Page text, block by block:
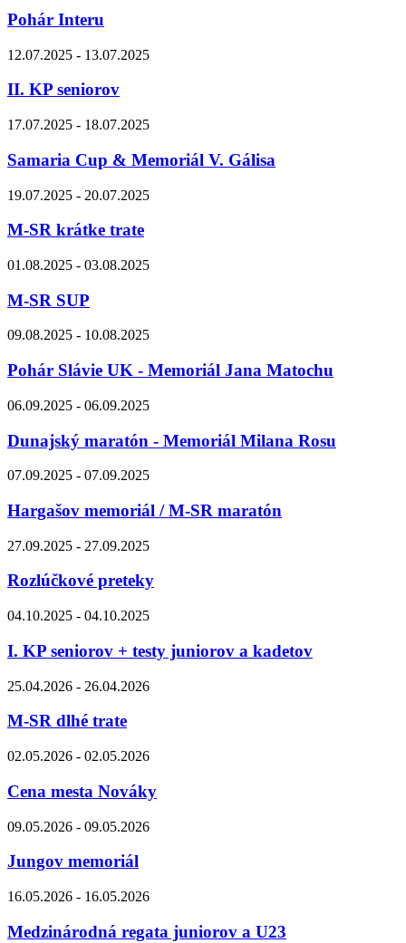
Pohár Interu
12.07.2025 - 13.07.2025
II. KP seniorov
17.07.2025 - 18.07.2025
Samaria Cup & Memoriál V. Gálisa
19.07.2025 - 20.07.2025
M-SR krátke trate
01.08.2025 - 03.08.2025
M-SR SUP
09.08.2025 - 10.08.2025
Pohár Slávie UK - Memoriál Jana Matochu
06.09.2025 - 06.09.2025
Dunajský maratón - Memoriál Milana Rosu
07.09.2025 - 07.09.2025
Hargašov memoriál / M-SR maratón
27.09.2025 - 27.09.2025
Rozlúčkové preteky
04.10.2025 - 04.10.2025
I. KP seniorov + testy juniorov a kadetov
25.04.2026 - 26.04.2026
M-SR dlhé trate
02.05.2026 - 02.05.2026
Cena mesta Nováky
09.05.2026 - 09.05.2026
Jungov memoriál
16.05.2026 - 16.05.2026
Medzinárodná regata juniorov a U23